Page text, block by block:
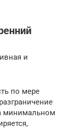
и
по мере
минимальном